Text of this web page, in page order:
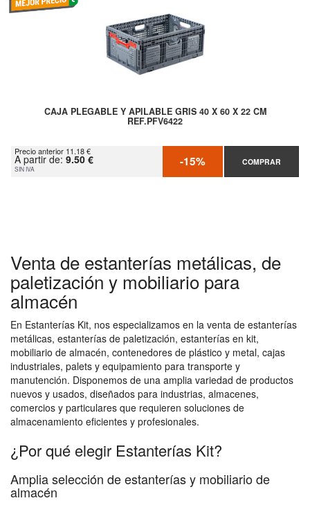
CAJA PLEGABLE Y APILABLE GRIS 40 X 60 X 22 CM
REF.PFV6422
Precio anterior 11.18 €
A partir de: 9.50 €
SIN IVA -15% COMPRAR
Venta de estanterías metálicas, de
paletización y mobiliario para
almacén
En Estanterías Kit, nos especializamos en la venta de estanterías
metálicas, estanterías de paletización, estanterías en kit,
mobiliario de almacén, contenedores de plástico y metal, cajas
industriales, palets y equipamiento para transporte y
manutención. Disponemos de una amplia variedad de productos
nuevos y usados, diseñados para industrias, almacenes,
comercios y particulares que requieren soluciones de
almacenamiento eficientes y profesionales.
¿Por qué elegir Estanterías Kit?
Amplia selección de estanterías y mobiliario de
almacén